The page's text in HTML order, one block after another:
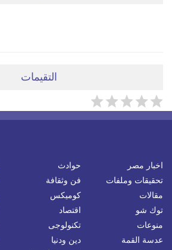
التقيمات
اخبار مصر حوادث
تحقيقات وملفات
فن وثقافة
مقالات
كوميكس
توك شو
اقتصاد
منوعات
تكنولوجى
عدسة القمة
دين ودنيا